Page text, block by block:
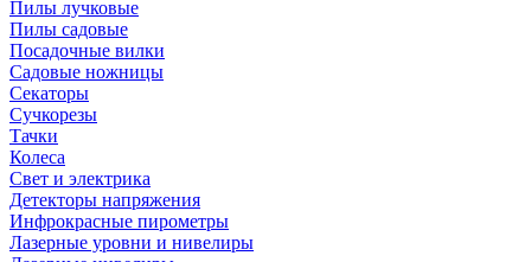
Пилы лучковые
Пилы садовые
Посадочные вилки
Садовые ножницы
Секаторы
Сучкорезы
Тачки
Колеса
Свет и электрика
Детекторы напряжения
Инфрокрасные пирометры
Лазерные уровни и нивелиры